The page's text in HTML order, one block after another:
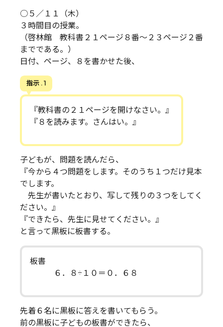
○５／１１（木）
３時間目の授業。
（啓林館 教科書２１ページ８番～２３ページ２番
までである。）
日付、ページ、８を書かせた後、
指示 . 1
『教科書の２１ページを開けなさい。』
『８を読みます。さんはい。』
子どもが、問題を読んだら、
『今から４つ問題をします。そのうち１つだけ見本
でします。
先生が書いたとおり、写して残りの３つをしてく
ださい。』
『できたら、先生に見せてください。』
と言って黒板に板書する。
板書
６．８÷１０＝０．６８
先着６名に黒板に答えを書いてもらう。
前の黒板に子どもの板書ができたら、